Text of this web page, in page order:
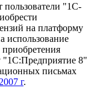
пользователи "1С-
на платформу
использование
"1C:Предприятие 8"
письмах
г.